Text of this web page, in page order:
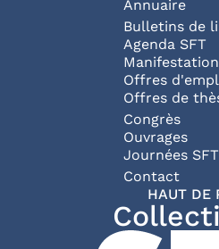
Annuaire
Bulletins de
Agenda SFT
Offres
Offres de
Congrès
Ouvrages
Journées SFT
Pied de
Contact
HAUT DE